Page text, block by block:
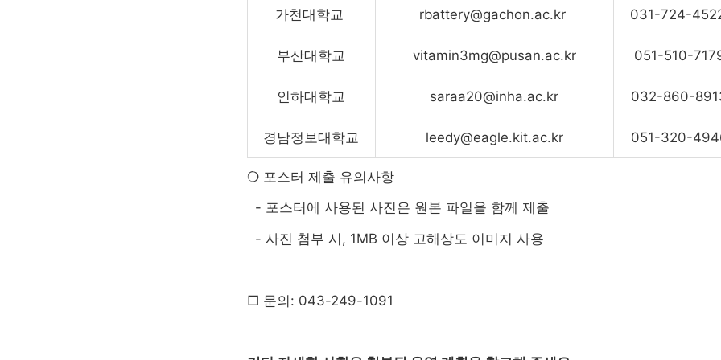
가천대학교 rbattery@gachon.ac.kr 031-724-
부산대학교 vitamin3mg@pusan.ac.kr 051-510-
인하대학교 saraa20@inha.ac.kr 032-860-
경남정보대학교 leedy@eagle.kit.ac.kr 051-320-
❍ 포스터 제출 유의사항
- 포스터에 사용된 사진은 원본 파일을 함께 제출
- 사진 첨부 시, 1MB 이상 고해상도 이미지 사용
□ 문의: 043-249-1091